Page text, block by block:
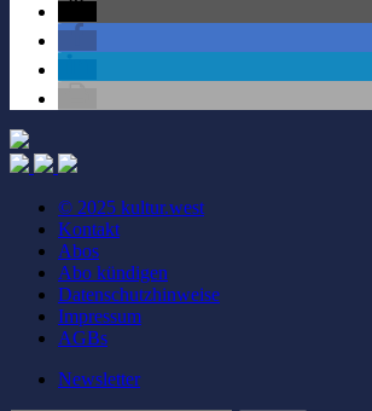
© 2025 kultur.west
Kontakt
Abos
Abo kündigen
Datenschutzhinweise
Impressum
AGBs
Newsletter